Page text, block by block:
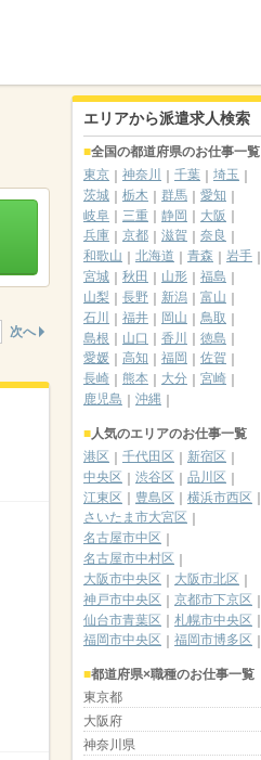
次へ
エリアから派遣求人検索
全国の都道府県のお仕事一覧
東京
神奈川 千葉
埼玉
茨城
栃木 群馬
愛知
岐阜
三重 静岡
大阪
兵庫
京都 滋賀
奈良
和歌山
北海道 青森
岩手
宮城
秋田 山形
福島
山梨
長野 新潟
富山
石川
福井 岡山
鳥取
島根
山口 香川
徳島
愛媛
高知 福岡
佐賀
長崎
熊本 大分
宮崎
鹿児島
沖縄
人気のエリアのお仕事一覧
港区
千代田区
新宿区
中央区
渋谷区
品川区
江東区
豊島区
横浜市西区
さいたま市大宮区
名古屋市中区
名古屋市中村区
大阪市中央区
大阪市北区
神戸市中央区
京都市下京区
仙台市青葉区
札幌市中央区
福岡市中央区
福岡市博多区
都道府県×職種のお仕事一覧
東京都
大阪府
神奈川県